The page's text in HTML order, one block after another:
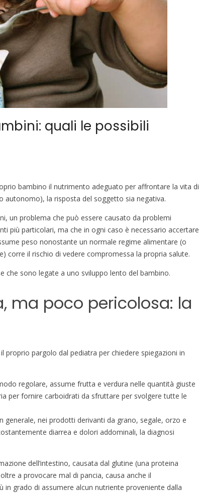
quali le possibili
bambino il nutrimento adeguato per affrontare la vita di
autonomo), la risposta del soggetto sia negativa.
un problema che può essere causato da problemi
più particolari, ma che in ogni caso è necessario accertare
peso nonostante un normale regime alimentare (o
corre il rischio di vedere compromessa la propria salute.
che sono legate a uno sviluppo lento del bambino.
ma poco pericolosa: la
pargolo dal pediatra per chiedere spiegazioni in
regolare, assume frutta e verdura nelle quantità giuste
per fornire carboidrati da sfruttare per svolgere tutte le
generale, nei prodotti derivanti da grano, segale, orzo e
diarrea e dolori addominali, la diagnosi
dell’intestino, causata dal glutine (una proteina
a provocare mal di pancia, causa anche il
grado di assumere alcun nutriente proveniente dalla